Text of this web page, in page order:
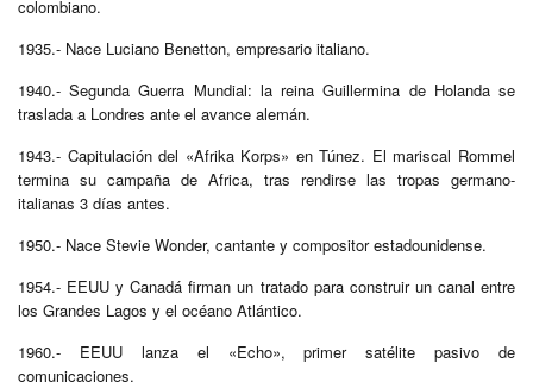
colombiano.
1935.- Nace Luciano Benetton, empresario italiano.
1940.- Segunda Guerra Mundial: la reina Guillermina de Holanda se
traslada a Londres ante el avance alemán.
1943.- Capitulación del «Afrika Korps» en Túnez. El mariscal Rommel
termina su campaña de Africa, tras rendirse las tropas germano-
italianas 3 días antes.
1950.- Nace Stevie Wonder, cantante y compositor estadounidense.
1954.- EEUU y Canadá firman un tratado para construir un canal entre
los Grandes Lagos y el océano Atlántico.
1960.- EEUU lanza el «Echo», primer satélite pasivo de
comunicaciones.